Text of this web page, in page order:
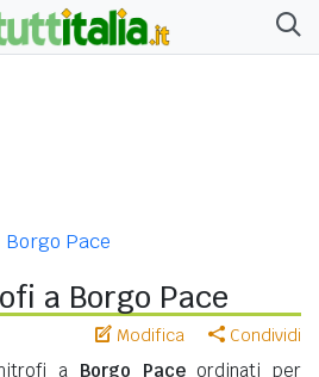
Borgo Pace
a Borgo Pace
Modifica Condividi
a Borgo Paceordinati per